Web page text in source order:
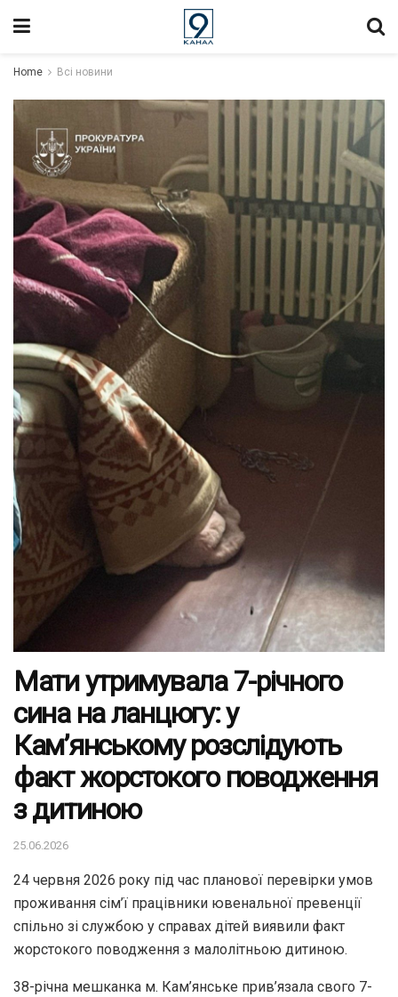
Home Всі новини
Мати утримувала 7-річного
сина на ланцюгу: у
Кам’янському розслідують
факт жорстокого поводження
з дитиною
25.06.2026
24 червня 2026 року під час планової перевірки умов
проживання сім’ї працівники ювенальної превенції
спільно зі службою у справах дітей виявили факт
жорстокого поводження з малолітньою дитиною.
38-річна мешканка м. Кам’янське прив’язала свого 7-